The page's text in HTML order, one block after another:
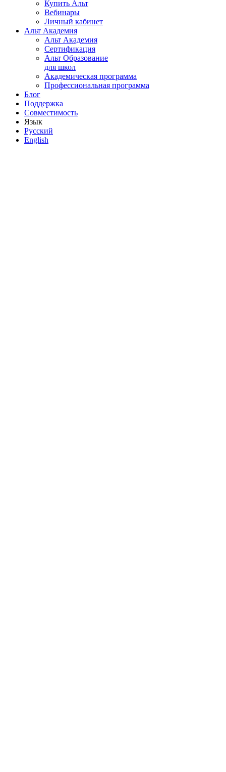
Купить Альт
Вебинары
Личный кабинет
Альт Академия
Альт Академия
Сертификация
Альт Образование
для школ
Академическая программа
Профессиональная программа
Блог
Поддержка
Совместимость
Язык
Русский
English